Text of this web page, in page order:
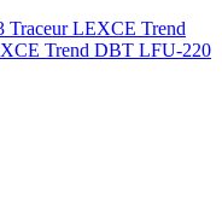
Traceur LEXCE Trend
Trend DBT LFU-220